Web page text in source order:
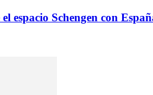
el espacio Schengen con